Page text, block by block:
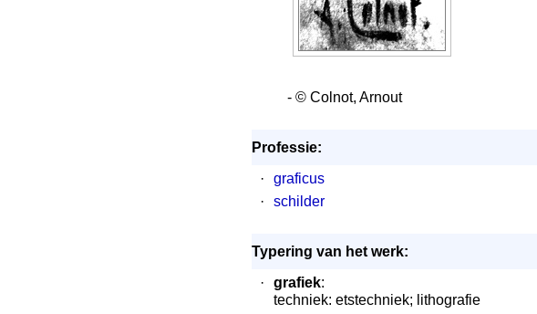
- © Colnot, Arnout
Professie:
·
graficus
·
schilder
Typering van het werk:
·
grafiek:
techniek: etstechniek; lithografie